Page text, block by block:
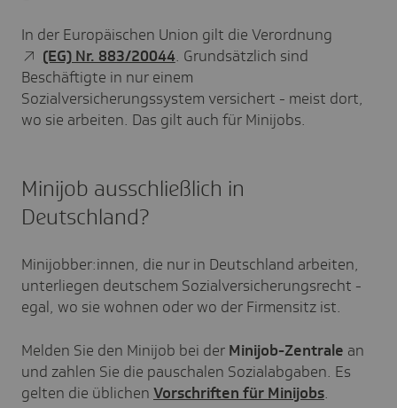
In der Europäischen Union gilt die Verordnung
(EG) Nr. 883/20044. Grundsätzlich sind
Beschäftigte in nur einem
Sozialversicherungssystem versichert - meist dort,
wo sie arbeiten. Das gilt auch für Minijobs.
Minijob ausschließlich in
Deutschland?
Minijobber:innen, die nur in Deutschland arbeiten,
unterliegen deutschem Sozialversicherungsrecht -
egal, wo sie wohnen oder wo der Firmensitz ist.
Melden Sie den Minijob bei der Minijob-Zentrale an
und zahlen Sie die pauschalen Sozialabgaben. Es
gelten die üblichen Vorschriften für Minijobs.